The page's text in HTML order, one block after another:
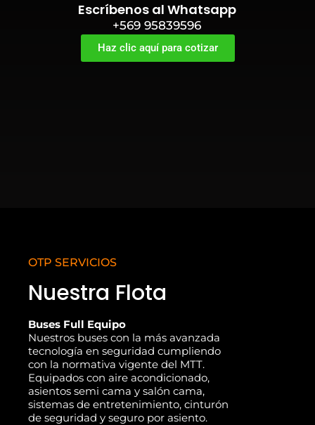
Escríbenos al Whatsapp
+569 95839596
Haz clic aquí para cotizar
OTP SERVICIOS
Nuestra Flota
Buses Full Equipo
Nuestros buses con la más avanzada
tecnología en seguridad cumpliendo
con la normativa vigente del MTT.
Equipados con aire acondicionado,
asientos semi cama y salón cama,
sistemas de entretenimiento, cinturón
de seguridad y seguro por asiento.